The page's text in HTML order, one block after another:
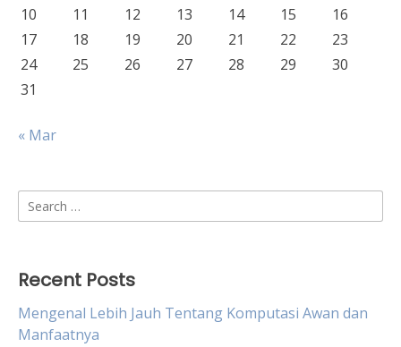
10 11 12 13 14 15
16
17
18 19 20 21 22
23
24
25 26 27 28 29
30
31
« Mar
Search
for:
Recent Posts
Mengenal Lebih Jauh Tentang Komputasi Awan dan
Manfaatnya